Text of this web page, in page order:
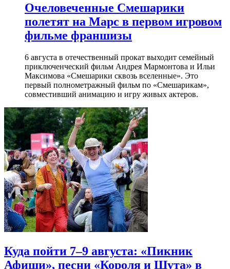
Очеловеченные Смешарики
полетят на Марс в первом игровом
фильме франшизы
6 августа в отечественный прокат выходит семейный
приключенческий фильм Андрея Мармонтова и Ильи
Максимова «Смешарики сквозь вселенные». Это
первый полнометражный фильм по «Смешарикам»,
совместивший анимацию и игру живых актеров.
Куда пойти 7–9 августа: «Пикник
Афиши», песни «Короля и Шута» в